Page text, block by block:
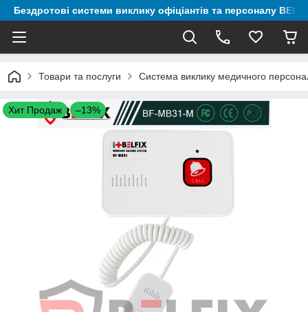
Бездротові системи виклику офіціантів та персоналу
Товари та послуги Система виклику медичного
Хит Продаж –13%